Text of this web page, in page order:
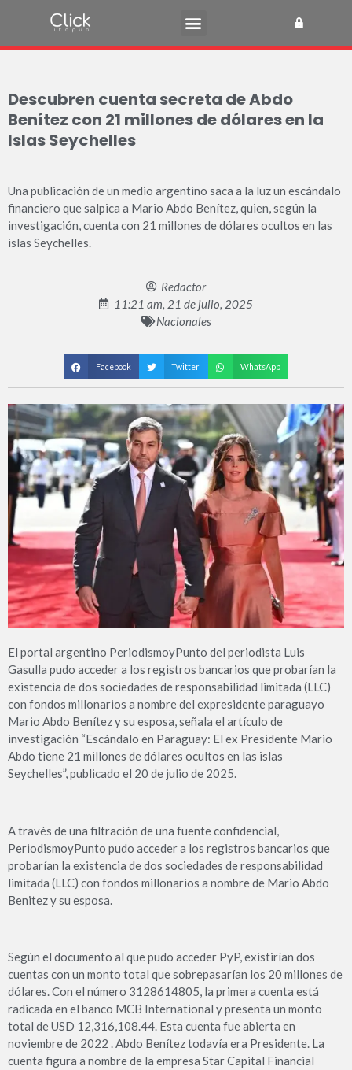
Descubren cuenta secreta de Abdo
Benítez con 21 millones de dólares en la
Islas Seychelles
Una publicación de un medio argentino saca a la luz un escándalo
financiero que salpica a Mario Abdo Benítez, quien, según la
investigación, cuenta con 21 millones de dólares ocultos en las
islas Seychelles.
Redactor
11:21 am, 21 de julio, 2025
Nacionales
Facebook Twitter WhatsApp
El portal argentino PeriodismoyPunto del periodista Luis
Gasulla pudo acceder a los registros bancarios que probarían la
existencia de dos sociedades de responsabilidad limitada (LLC)
con fondos millonarios a nombre del expresidente paraguayo
Mario Abdo Benítez y su esposa, señala el artículo de
investigación “Escándalo en Paraguay: El ex Presidente Mario
Abdo tiene 21 millones de dólares ocultos en las islas
Seychelles”, publicado el 20 de julio de 2025.
A través de una filtración de una fuente confidencial,
PeriodismoyPunto pudo acceder a los registros bancarios que
probarían la existencia de dos sociedades de responsabilidad
limitada (LLC) con fondos millonarios a nombre de Mario Abdo
Benitez y su esposa.
Según el documento al que pudo acceder PyP, existirían dos
cuentas con un monto total que sobrepasarían los 20 millones de
dólares. Con el número 3128614805, la primera cuenta está
radicada en el banco MCB International y presenta un monto
total de USD 12,316,108.44. Esta cuenta fue abierta en
noviembre de 2022 . Abdo Benítez todavía era Presidente. La
cuenta figura a nombre de la empresa Star Capital Financial